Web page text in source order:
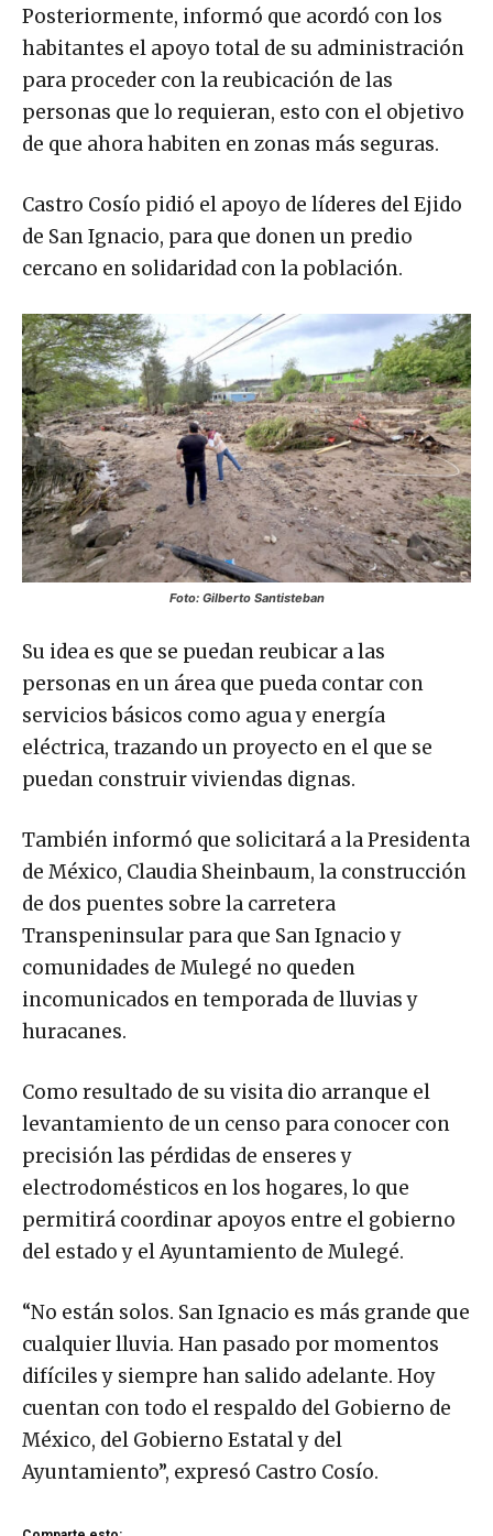
Posteriormente, informó que acordó con los
habitantes el apoyo total de su administración
para proceder con la reubicación de las
personas que lo requieran, esto con el objetivo
de que ahora habiten en zonas más seguras.
Castro Cosío pidió el apoyo de líderes del Ejido
de San Ignacio, para que donen un predio
cercano en solidaridad con la población.
Foto: Gilberto Santisteban
Su idea es que se puedan reubicar a las
personas en un área que pueda contar con
servicios básicos como agua y energía
eléctrica, trazando un proyecto en el que se
puedan construir viviendas dignas.
También informó que solicitará a la Presidenta
de México, Claudia Sheinbaum, la construcción
de dos puentes sobre la carretera
Transpeninsular para que San Ignacio y
comunidades de Mulegé no queden
incomunicados en temporada de lluvias y
huracanes.
Como resultado de su visita dio arranque el
levantamiento de un censo para conocer con
precisión las pérdidas de enseres y
electrodomésticos en los hogares, lo que
permitirá coordinar apoyos entre el gobierno
del estado y el Ayuntamiento de Mulegé.
“No están solos. San Ignacio es más grande que
cualquier lluvia. Han pasado por momentos
difíciles y siempre han salido adelante. Hoy
cuentan con todo el respaldo del Gobierno de
México, del Gobierno Estatal y del
Ayuntamiento”, expresó Castro Cosío.